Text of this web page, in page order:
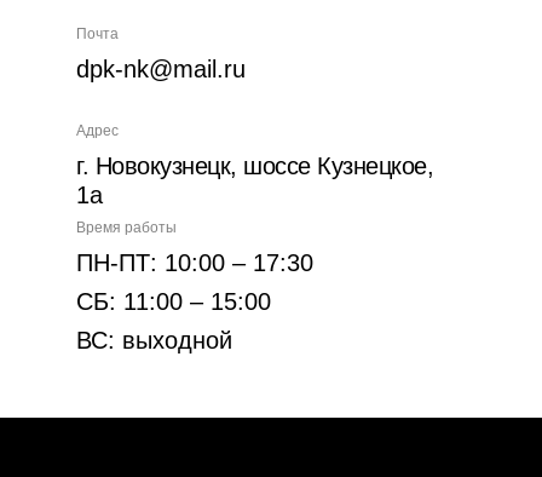
Почта
dpk-nk@mail.ru
Время работы
ПН-ПТ: 10:00 – 17:30
СБ: 11:00 – 15:00
ВС: выходной
Адрес
г. Новокузнецк, шоссе Кузнецкое,
1а